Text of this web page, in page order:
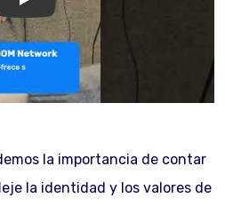
GOM Network
la importancia de contar
la identidad y los valores de